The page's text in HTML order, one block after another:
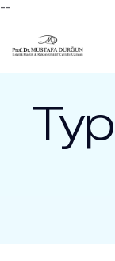
--